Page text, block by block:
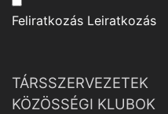
Feliratkozás Leiratkozás
TÁRSSZERVEZETEK
KÖZÖSSÉGI KLUBOK